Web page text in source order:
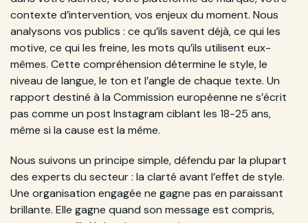
contexte d’intervention, vos enjeux du moment. Nous
analysons vos publics : ce qu’ils savent déjà, ce qui les
motive, ce qui les freine, les mots qu’ils utilisent eux-
mêmes. Cette compréhension détermine le style, le
niveau de langue, le ton et l’angle de chaque texte. Un
rapport destiné à la Commission européenne ne s’écrit
pas comme un post Instagram ciblant les 18-25 ans,
même si la cause est la même.
Nous suivons un principe simple, défendu par la plupart
des experts du secteur : la clarté avant l’effet de style.
Une organisation engagée ne gagne pas en paraissant
brillante. Elle gagne quand son message est compris,